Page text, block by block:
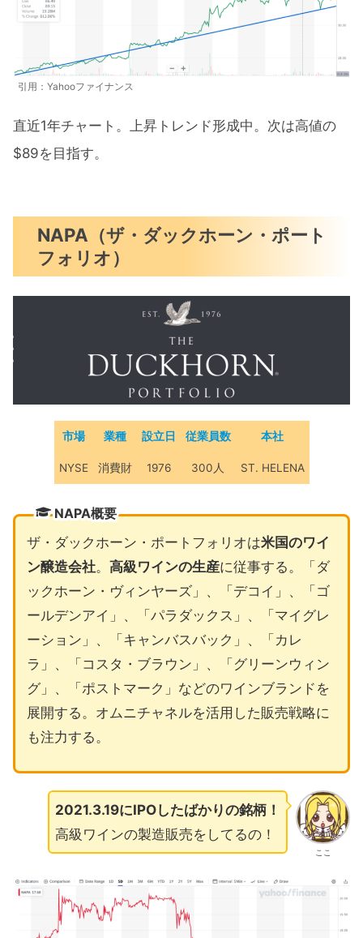
引用：Yahooファイナンス
直近1年チャート。上昇トレンド形成中。次は高値の
$89を目指す。
NAPA（ザ・ダックホーン・ポート
フォリオ）
市場 業種 設立日 従業員数 本社
NYSE 消費財 1976 300人 ST. HELENA
NAPA概要
ザ・ダックホーン・ポートフォリオは米国のワイ
ン醸造会社。 高級ワインの生産に従事する。「ダ
ックホーン・ヴィンヤーズ」、「デコイ」、「ゴ
ールデンアイ」、「パラダックス」、「マイグレ
ーション」、「キャンバスバック」、「カレ
ラ」、「コスタ・ブラウン」、「グリーンウィン
グ」、「ポストマーク」などのワインブランドを
展開する。オムニチャネルを活用した販売戦略に
も注力する。
ここ
2021.3.19にIPOしたばかりの銘柄！
高級ワインの製造販売をしてるの！